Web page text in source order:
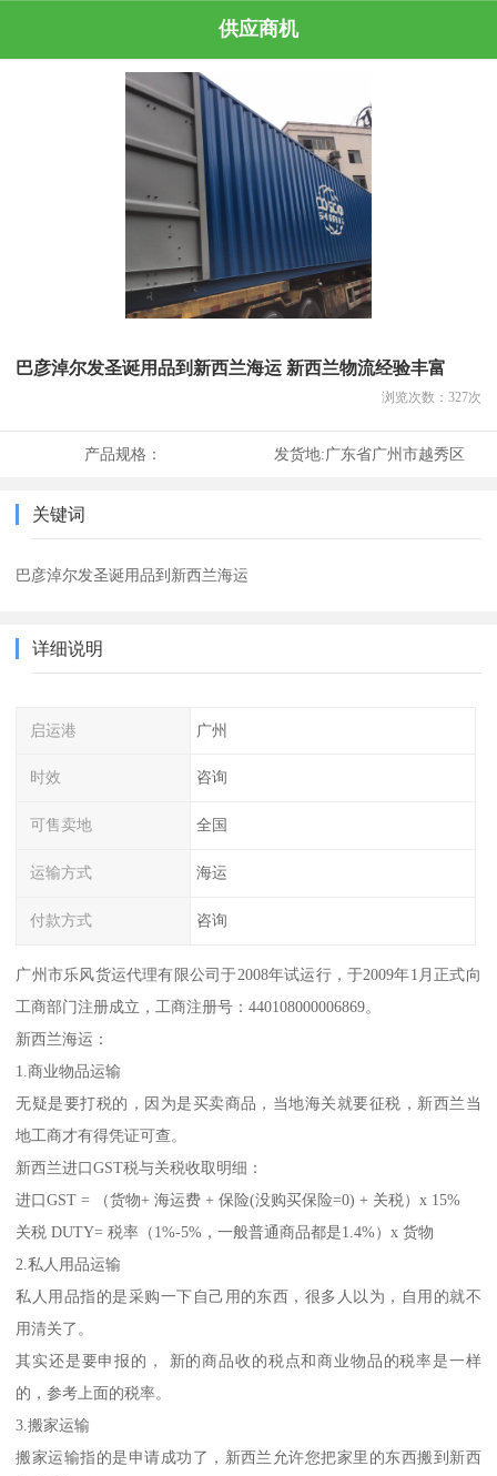
供应商机
巴彦淖尔发圣诞用品到新西兰海运 新西兰物流经验丰富
浏览次数： 327次
产品规格： 发货地:广东省广州市越秀区
关键词
巴彦淖尔发圣诞用品到新西兰海运
详细说明
启运港 广州
时效 咨询
可售卖地 全国
运输方式 海运
付款方式 咨询
广州市乐风货运代理有限公司于2008年试运行，于2009年1月正式向
工商部门注册成立，工商注册号：440108000006869。
新西兰海运：
1.商业物品运输
无疑是要打税的，因为是买卖商品，当地海关就要征税，新西兰当
地工商才有得凭证可查。
新西兰进口GST税与关税收取明细：
进口GST = （货物+ 海运费 + 保险(没购买保险=0) + 关税）x 15%
关税 DUTY= 税率（1%-5%，一般普通商品都是1.4%）x 货物
2.私人用品运输
私人用品指的是采购一下自己用的东西，很多人以为，自用的就不
用清关了。
其实还是要申报的， 新的商品收的税点和商业物品的税率是一样
的，参考上面的税率。
3.搬家运输
搬家运输指的是申请成功了，新西兰允许您把家里的东西搬到新西